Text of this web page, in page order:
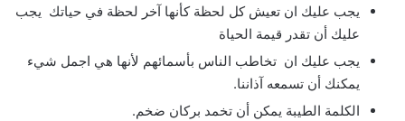
يجب عليك ان تعيش كل لحظة كأنها آخر لحظة في حياتك يجب
عليك أن تقدر قيمة الحياة
يجب عليك ان تخاطب الناس بأسمائهم لأنها هي اجمل شيء
يمكنك أن تسمعه آذاننا.
الكلمة الطيبة يمكن أن تخمد بركان ضخم.